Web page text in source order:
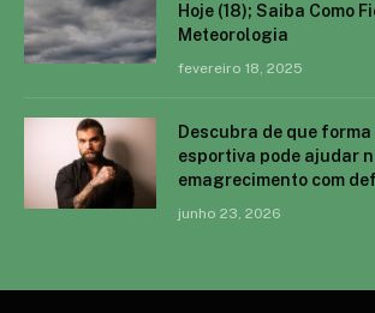
Hoje (18); Saiba Como
Meteorologia
fevereiro 18, 2025
Descubra de que
esportiva pode ajudar
emagrecimento com
junho 23, 2026